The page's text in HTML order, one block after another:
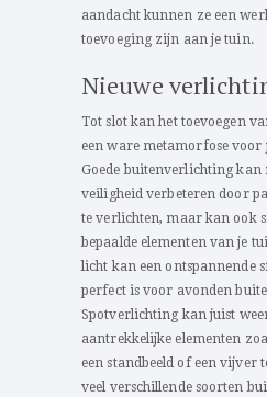
aandacht kunnen ze een
toevoeging zijn aan je tuin.
Nieuwe
Tot slot kan het toevoegen
een ware metamorfose voor
Goede buitenverlichting kan
veiligheid verbeteren door
te verlichten, maar kan ook
bepaalde elementen van je
licht kan een ontspannende
perfect is voor avonden
Spotverlichting kan juist
aantrekkelijke elementen
een standbeeld of een vijver
veel verschillende soorten